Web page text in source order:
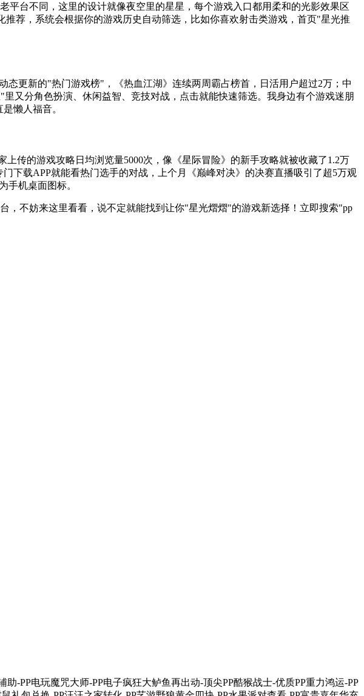
台不同，这里的设计就像夜空里的星星，每个游戏入口都用柔和的光影效果区
荐，系统会根据你的游戏历史自动筛选，比如你喜欢射击类游戏，首页"星光推
更新的"热门游戏榜"，《热血江湖》连续两周霸占榜首，日活用户超过2万；中
又分角色扮演、休闲益智、竞技对战，点击就能快速筛选。我身边有个游戏迷朋
懒人福音。
传的游戏攻略日均浏览量5000次，像《星际冒险》的新手攻略就被收藏了1.2万
下载APP就能看热门选手的对战，上个月《巅峰对决》的决赛直播吸引了超5万观
手机桌面图标。
，不妨来这里看看，说不定就能找到让你"星光熠熠"的游戏新选择！立即搜索"pp
-PP电玩魔咒大师-PP电子疯狂大鲈鱼再出动-顶尖PP酷猴战士-优质PP重力鸿运-PP